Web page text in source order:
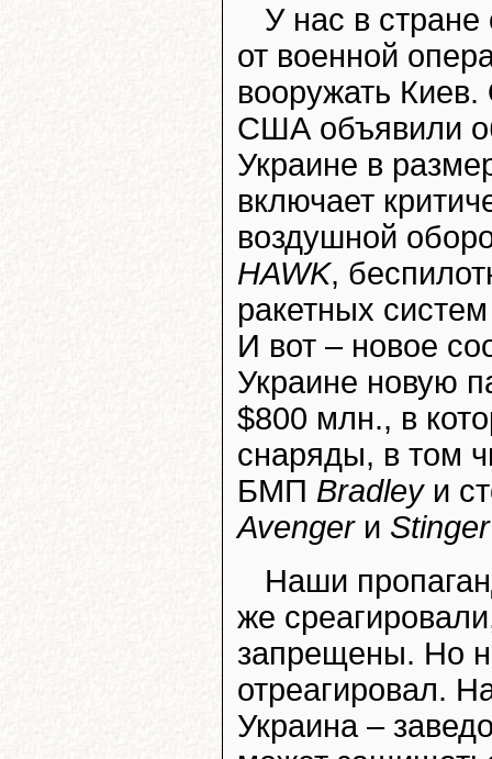
У нас в стране
от военной
вооружать
США объявили
Украине в
включает
воздушной
HAWK,
ракетных
И вот – новое
Украине новую
$800 млн., в
снаряды, в том
БМП Bradleyи
Avengerи Stinger
Наши
же
запрещены. Но
отреагировал.
Украина –